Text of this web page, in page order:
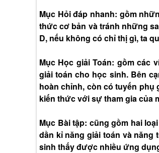
Mục Hỏi đáp nhanh: gồm
thức cơ bản và tránh những
D, nếu không có chỉ thị gì, ta
Mục Học giải Toán: gồm các
giải toán cho học sinh. Bên
hoàn chỉnh, còn có tuyến phụ
kiến thức với sự tham gia của
Mục Bài tập: cũng gồm hai
dần kỉ năng giải toán và
sinh thấy được nhiều ứng